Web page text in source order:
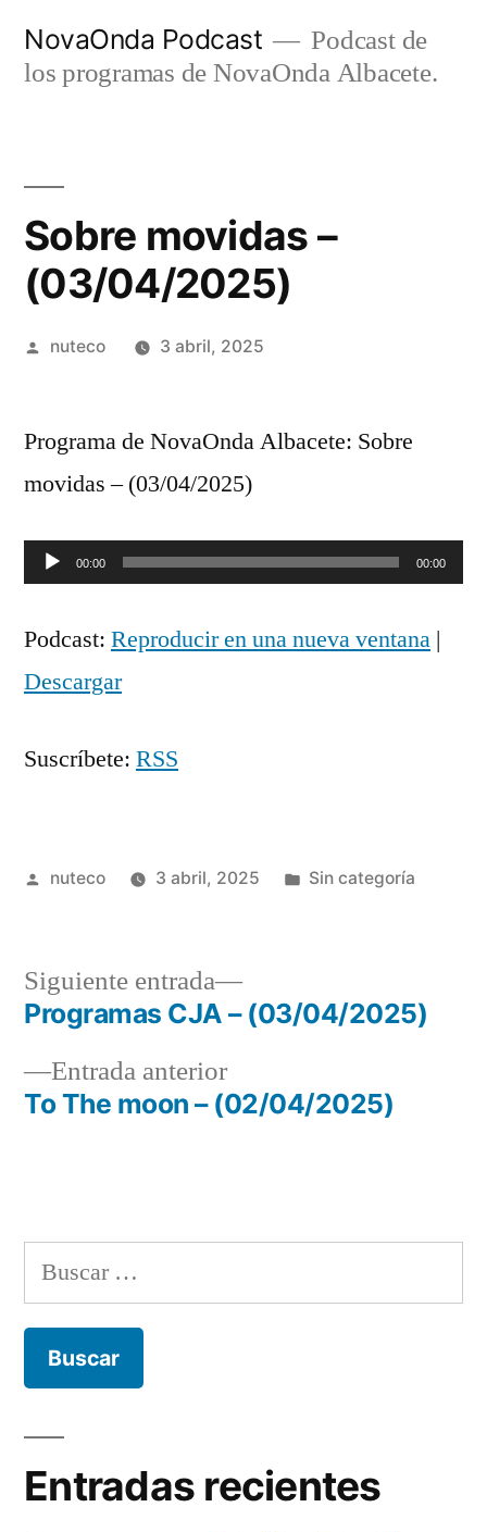
NovaOnda Podcast
Podcast de
los programas de NovaOnda Albacete.
Sobre movidas –
(03/04/2025)
Publicada
nuteco 3 abril, 2025
Programa de NovaOnda Albacete: Sobre
movidas – (03/04/2025)
Reproductor
audio
00:00 00:00
Podcast: Reproducir en una nueva ventana |
Descargar
Suscríbete: RSS
Publicada
nuteco 3 abril, 2025
Publicada
Sin categoría
Navegación
deEntrada anteriorEntrada
anterior:
To The moon – (02/04/2025)
Siguiente entrada
Siguiente
entrada:
Programas CJA – (03/04/2025)
Buscar:
Entradas recientes